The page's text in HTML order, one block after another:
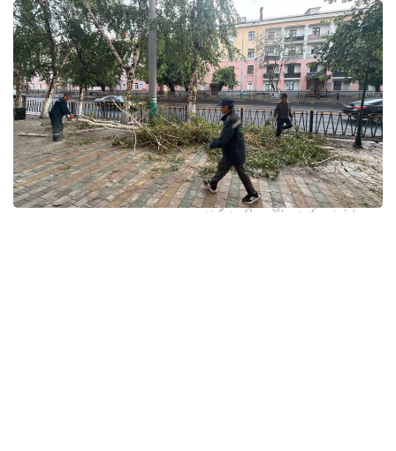
فوتو: وسكەمەن قالاسى اكىمدىگىنەن